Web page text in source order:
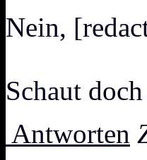
Nein,
Schaut
Antworten